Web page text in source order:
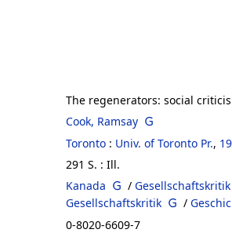
The regenerators: social
Cook, Ramsay
Toronto : Univ. of Toronto Pr.,
291 S. : Ill.
Kanada / Gesellschaftskritik
Gesellschaftskritik
/
0-8020-6609-7